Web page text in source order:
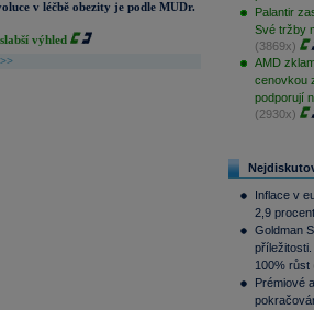
v léčbě obezity je podle MUDr.
výhled
>>
Palantir
Své tržby
(3869x)
AMD
cenovkou
podporují
(2930x)
Inflace v
2,9
Goldman
100% růst
Prémiové